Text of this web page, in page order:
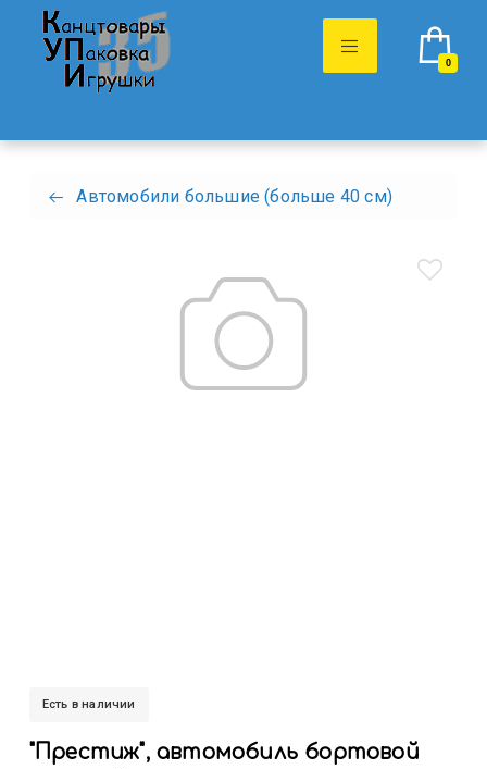
0
Автомобили большие (больше 40 см)
Есть в наличии
"Престиж", автомобиль бортовой